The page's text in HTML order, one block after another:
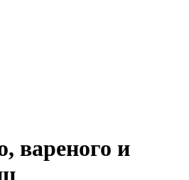
вареного и